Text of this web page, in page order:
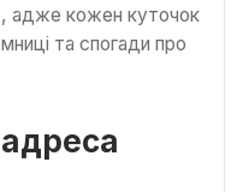
адже кожен куточок
та спогади про